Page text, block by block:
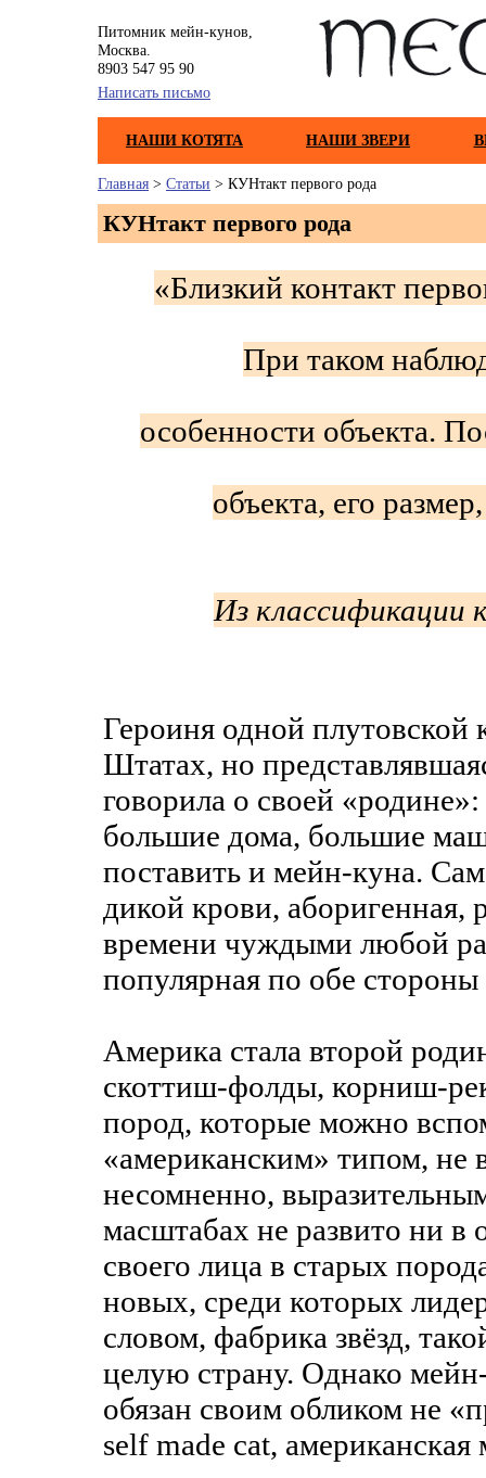
Питомник мейн-кунов,
Москва.
8903 547 95 90
Написать письмо
НАШИ КОТЯТА НАШИ ЗВЕРИ
Главная > Статьи > КУНтакт первого рода
КУНтакт первого рода
«Близкий контакт
При таком
особенности объекта.
объекта, его
Из классификации
Героиня одной плутовской
Штатах, но
говорила о своей
большие дома, большие
поставить и мейн-куна.
дикой крови, аборигенная,
времени чуждыми любой
популярная по обе
Америка стала второй
скоттиш-фолды, корниш-
пород, которые можно
«американским» типом, не
несомненно,
масштабах не развито ни в
своего лица в старых
новых, среди которых
словом, фабрика звёзд,
целую страну. Однако
обязан своим обликом не
self made cat, американская